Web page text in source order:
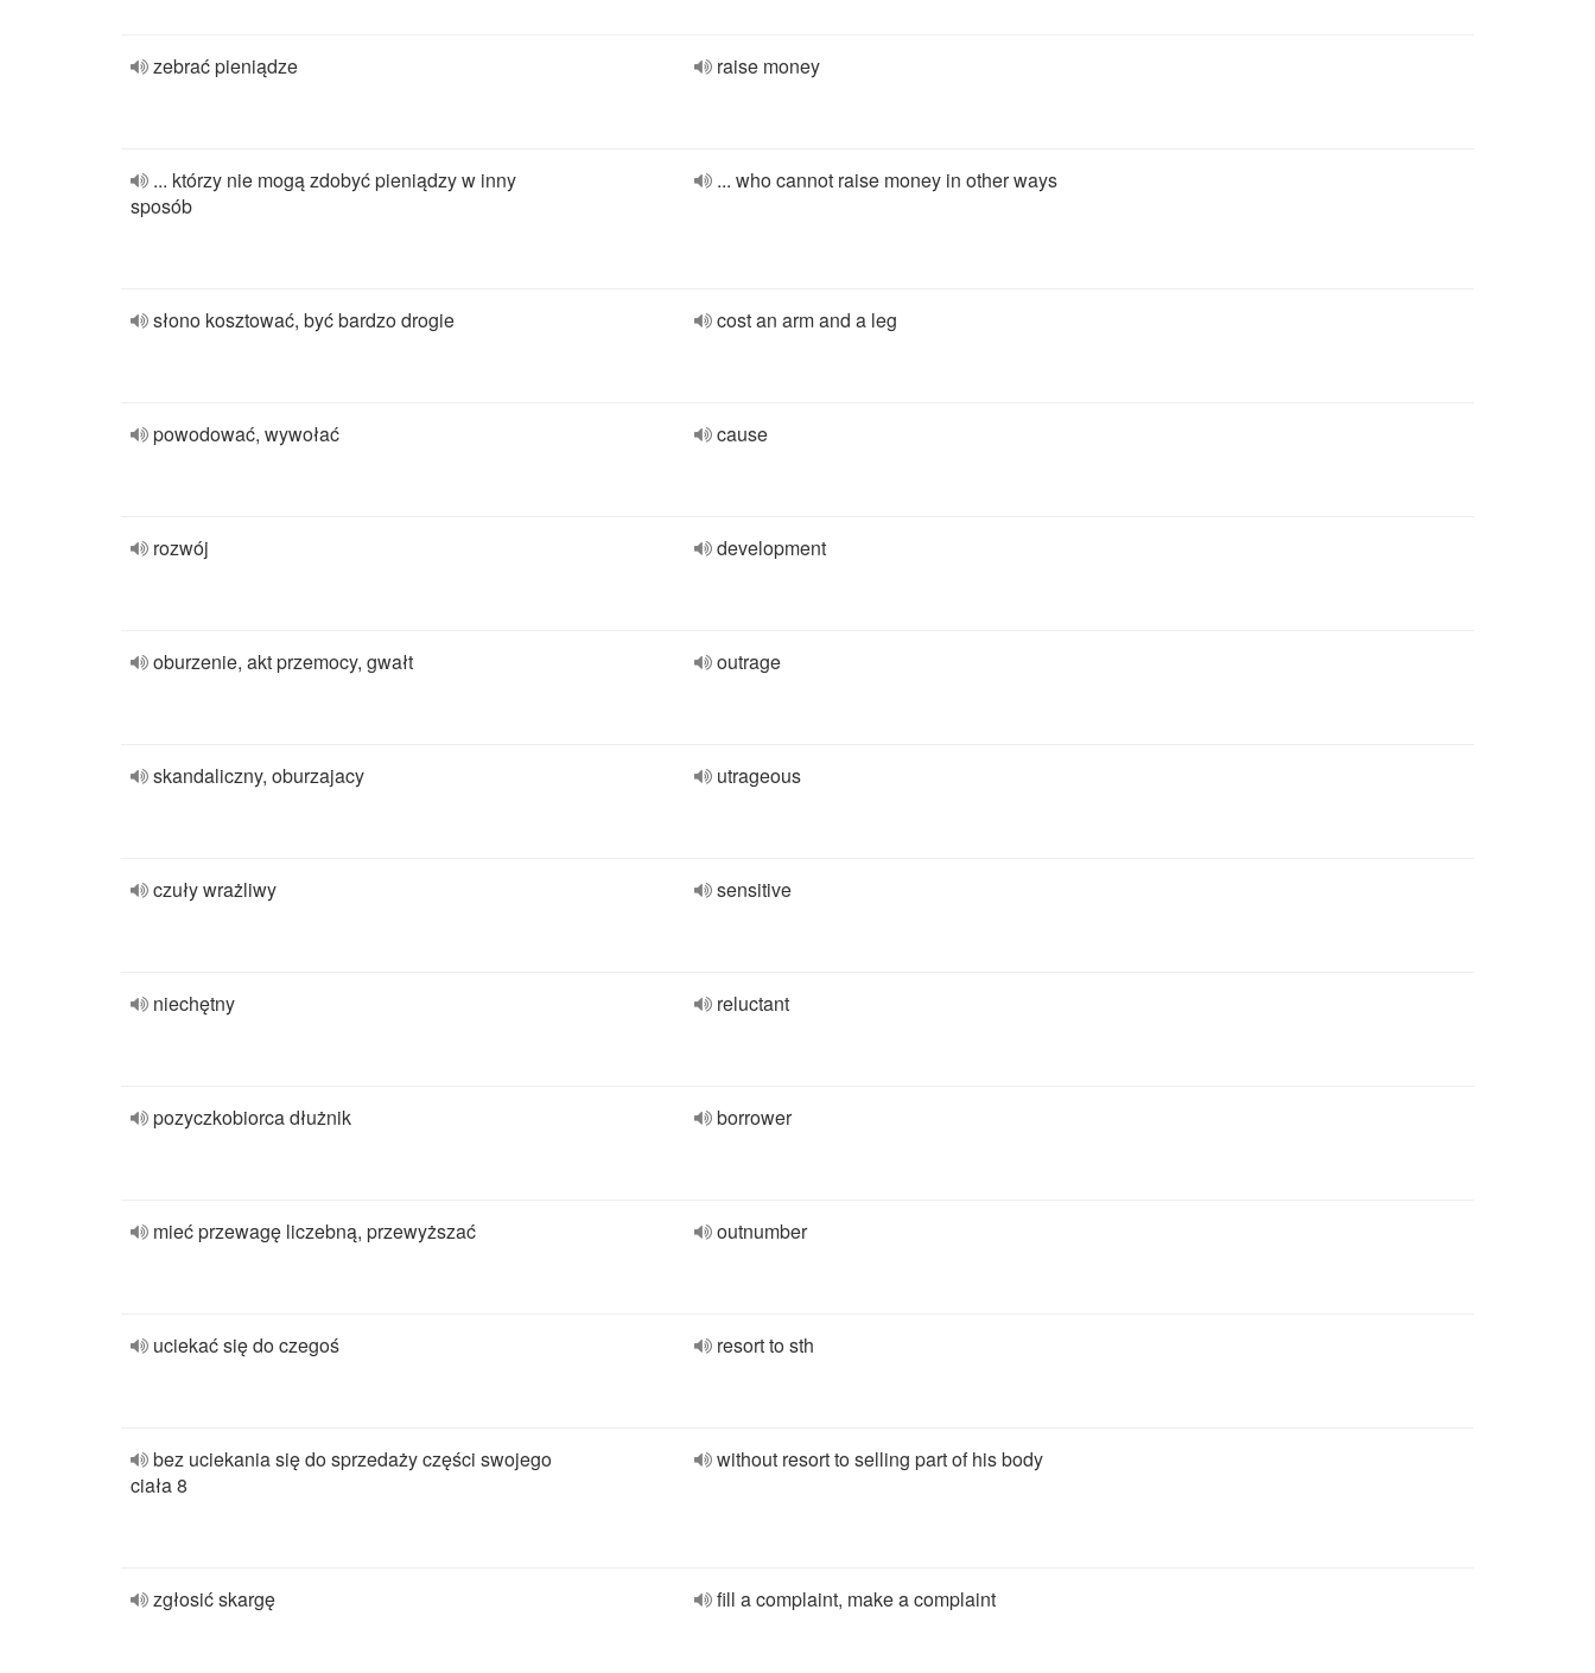
zebrać pieniądze raise money
... którzy nie mogą zdobyć pieniądzy w inny
sposób
... who cannot raise money in other ways
słono kosztować, być bardzo drogie cost an arm and a leg
powodować, wywołać cause
rozwój development
oburzenie, akt przemocy, gwałt outrage
skandaliczny, oburzajacy utrageous
czuły wrażliwy sensitive
niechętny reluctant
pozyczkobiorca dłużnik borrower
mieć przewagę liczebną, przewyższać outnumber
uciekać się do czegoś resort to sth
bez uciekania się do sprzedaży części swojego
ciała 8
without resort to selling part of his body
zgłosić skargę fill a complaint, make a complaint